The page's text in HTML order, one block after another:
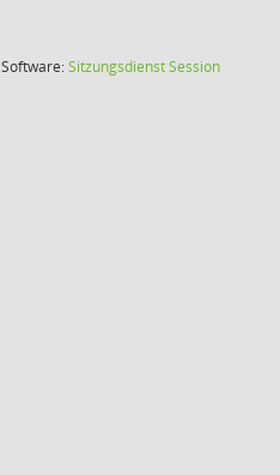
Software:SitzungsdienstSession(Wird in